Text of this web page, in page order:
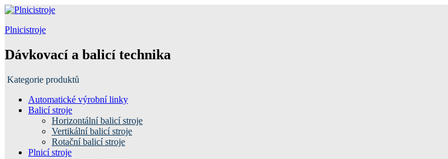
Plnicistroje
Dávkovací a balicí technika
Kategorie produktů
Automatické výrobní linky
Balicí stroje
Horizontální balicí stroje
Vertikální balicí stroje
Rotační balicí stroje
Plnicí stroje